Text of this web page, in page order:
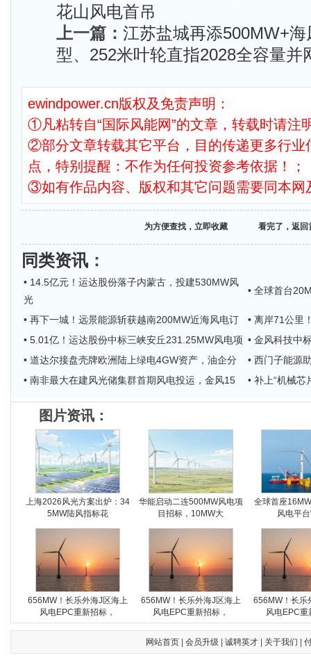
花山风电首吊
上一篇： 江苏盐城再添500MW+
型、252米叶轮直指2028全容量并
ewindpower.cn版权及免责声明：
①凡粘转自“国际风能网”的文章，转载时请注
②部分文章转载其它平台，目的传递更多行业
点，特别提醒：不作为任何投资参考依据！；
③如有作品内容、版权和其它问题需要同本网
为方便查找，立即收藏 看完了，返回
同类资讯 ：
• 14.5亿元！运达股份落子内蒙古，投建530MW风
光
• 全球首台
• 再下一城！远景能源斩获越南200MW近海风电订
• 离岸71公里
• 5.01亿！运达股份中标三峡安丘231.25MW风电项 • 金风科技中
• 道达尔接盘壳牌欧洲陆上绿电4GW资产，油企分
• 西门子能源
• 南非最大在建风光储集群首期风电投运，金风15
• 补上“机械
图片资讯：
上海2026风光方案出炉：34
5MW陆风指标花
华能启动二连500MW风电项
目招标，10MW大
全球首座
风电平
656MW！长乐外海J区海上
风电EPC重新招标，
656MW！长乐外海J区海上
风电EPC重新招标，
656MW！长乐
风电EPC重
网站首页| 会员升级 诚聘英才| 关于我们